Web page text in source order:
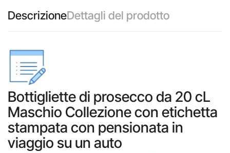
DescrizioneDettagli del prodotto
Bottigliette di prosecco da 20 cL
Maschio Collezione con etichetta
stampata con pensionata in
viaggio su un auto